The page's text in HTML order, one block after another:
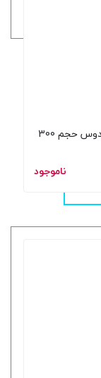
شامپو بچه سر و بدن جانسون حاوی اسطخودوس حجم 300
ناموجود